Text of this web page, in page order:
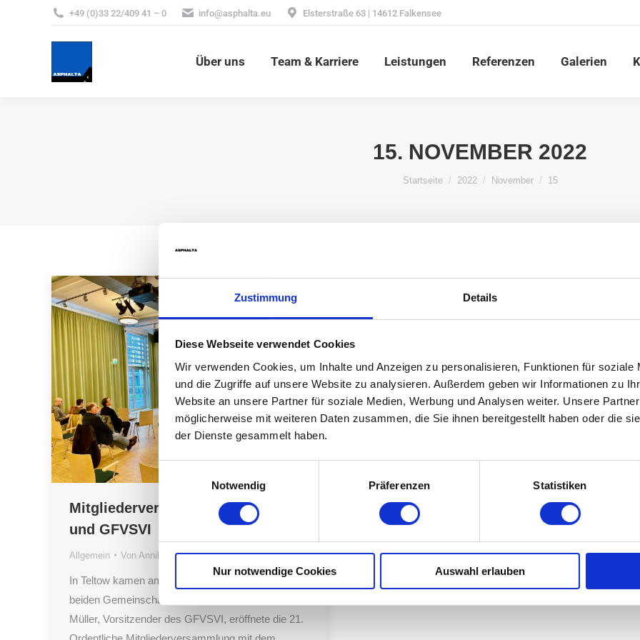
Zustimmung Details
Diese Webseite verwendet Cookies
Wir verwenden Cookies, um Inhalte und Anzeigen zu personalisieren, Funktionen für soziale
und die Zugriffe auf unsere Website zu analysieren. Außerdem geben wir Informationen zu
Website an unsere Partner für soziale Medien, Werbung und Analysen weiter. Unsere
möglicherweise mit weiteren Daten zusammen, die Sie ihnen bereitgestellt haben oder die
der Dienste gesammelt haben.
Einwilligungsauswahl
Notwendig
Präferenzen Statistiken
Nur notwendige Cookies Auswahl erlauben
+49 (0)33 22/409 41 – 0 info@asphalta.eu Elsterstraße 63 | 14612 Falkensee
Über uns Team & Karriere Leistungen Referenzen Galerien
15. NOVEMBER 2022
Du bist hier:
Startseite 2022 November 15
Mitgliederversammlung des VSVI
und GFVSVI
Allgemein Von Annika Rudloff 15. November 2022
In Teltow kamen am 20.10.2022 die Mitglieder der
beiden Gemeinschaften zusammen. Herr Gerald
Müller, Vorsitzender des GFVSVI, eröffnete die 21.
Über uns Team & Karriere Leistungen Referenzen Galerien